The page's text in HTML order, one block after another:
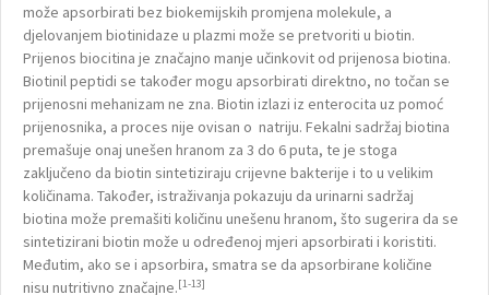
može apsorbirati bez biokemijskih promjena molekule, a
djelovanjem biotinidaze u plazmi može se pretvoriti u biotin.
Prijenos biocitina je značajno manje učinkovit od prijenosa biotina.
Biotinil peptidi se također mogu apsorbirati direktno, no točan se
prijenosni mehanizam ne zna. Biotin izlazi iz enterocita uz pomoć
prijenosnika, a proces nije ovisan o natriju. Fekalni sadržaj biotina
premašuje onaj unešen hranom za 3 do 6 puta, te je stoga
zaključeno da biotin sintetiziraju crijevne bakterije i to u velikim
količinama. Također, istraživanja pokazuju da urinarni sadržaj
biotina može premašiti količinu unešenu hranom, što sugerira da se
sintetizirani biotin može u određenoj mjeri apsorbirati i koristiti.
Međutim, ako se i apsorbira, smatra se da apsorbirane količine
nisu nutritivno značajne.[1-13]